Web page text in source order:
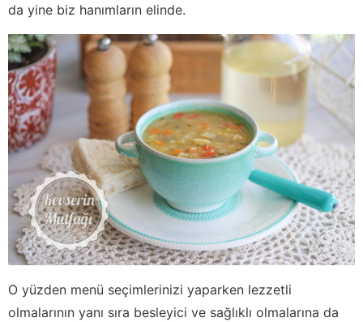
da yine biz hanımların elinde.
O yüzden menü seçimlerinizi yaparken lezzetli
olmalarının yanı sıra besleyici ve sağlıklı olmalarına da